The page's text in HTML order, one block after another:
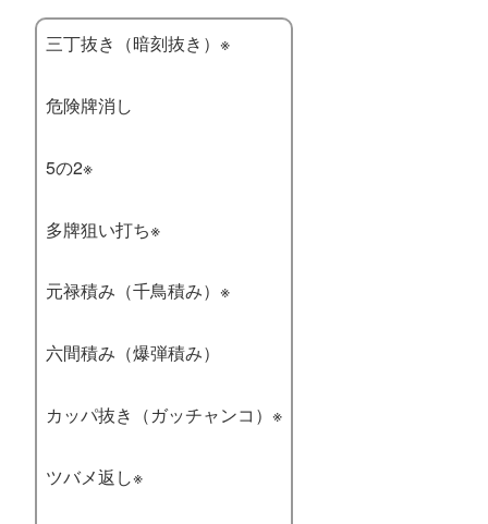
三丁抜き（暗刻抜き）※
危険牌消し
5の2※
多牌狙い打ち※
元禄積み（千鳥積み）※
六間積み（爆弾積み）
カッパ抜き（ガッチャンコ）※
ツバメ返し※